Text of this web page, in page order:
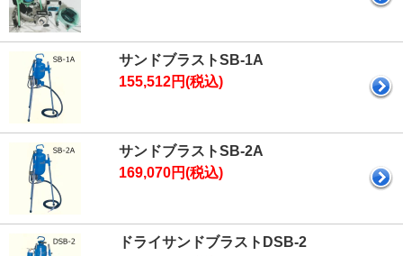
サンドブラストSB-1A
155,512円(税込)
サンドブラストSB-2A
169,070円(税込)
ドライサンドブラストDSB-2